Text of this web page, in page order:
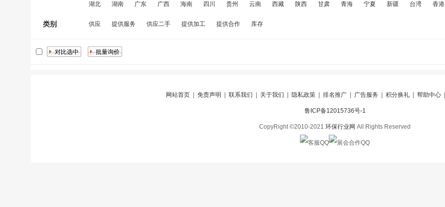
湖北
湖南 广东 广西 海南 四川 贵州 云南 西藏 陕西 甘肃 青海 宁夏 新疆 台湾 香港
类别 供应 提供服务 供应二手 提供加工 提供合作 库存
网站首页 免责声明 联系我们 关于我们 隐私政策 排名推广 广告服务 积分换礼 帮助中心
鲁ICP备12015736号-1
CopyRight ©2010-2021 环保行业网 All Rights Reserved